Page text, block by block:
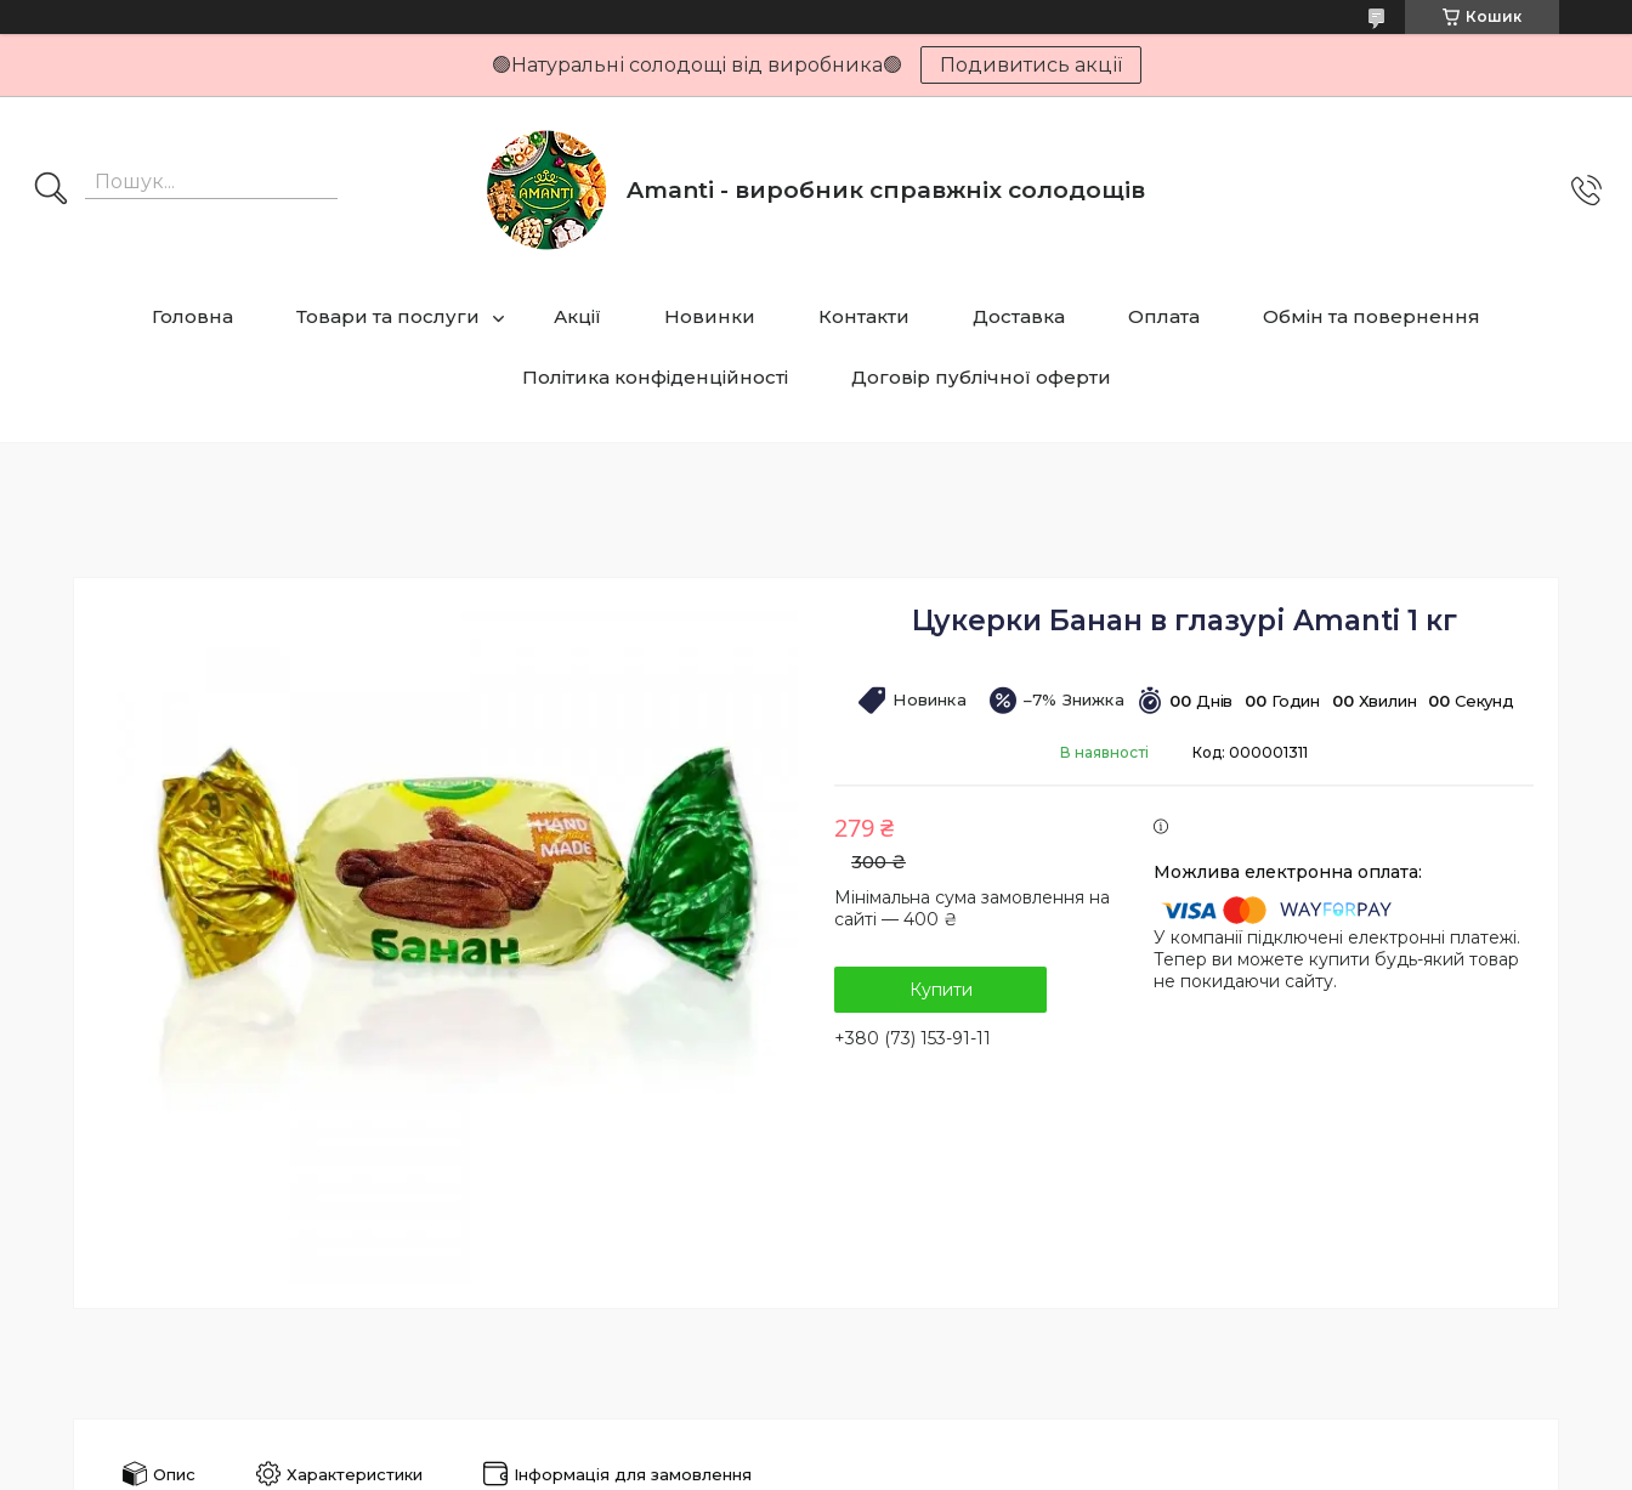
Кошик
🟢Натуральні солодощі від виробника🟢 Подивитись акції
Amanti - виробник справжніх солодощів
Головна Товари та послуги Акції Новинки Контакти Доставка Оплата Обмін та повернення
Політика конфіденційності Договір публічної оферти
Цукерки Банан в глазурі Amanti 1 кг
Новинка –7% 00 Днів 00 Годин 00 Хвилин 00 Секунд
В наявності Код: 000001311
300 ₴
279 ₴
Мінімальна сума замовлення на
сайті — 400 ₴
Купити
+380 (73) 153-91-11
У компанії підключені електронні платежі.
Тепер ви можете купити будь-який товар
не покидаючи сайту.
Опис Характеристики Інформація для замовлення